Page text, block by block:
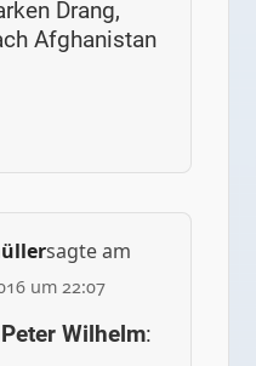
Drang,
Afghanistan
sagte am
um 22:07
Peter Wilhelm: